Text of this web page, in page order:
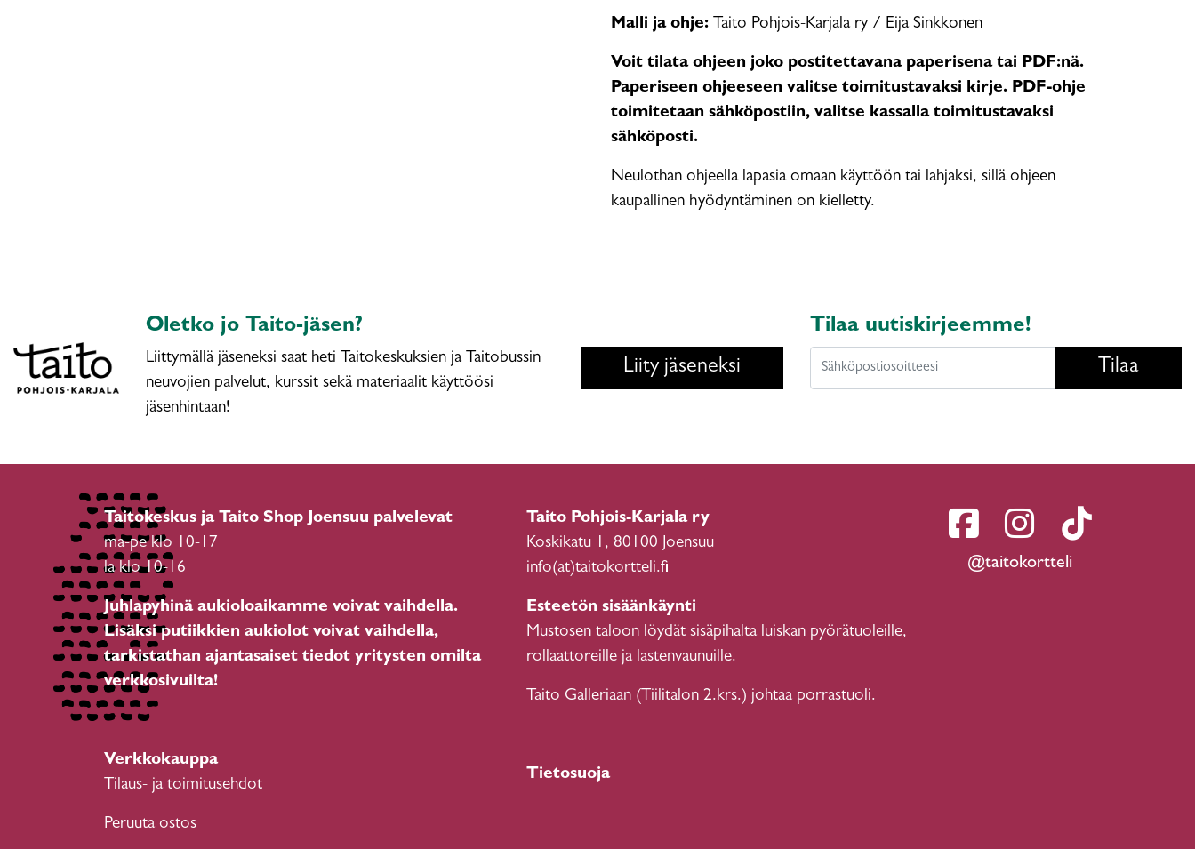
Malli ja ohje: Taito Pohjois-Karjala ry / Eija Sinkkonen
Voit tilata ohjeen joko postitettavana paperisena tai PDF:nä.
Paperiseen ohjeeseen valitse toimitustavaksi kirje. PDF-ohje
toimitetaan sähköpostiin, valitse kassalla toimitustavaksi
sähköposti.
Neulothan ohjeella lapasia omaan käyttöön tai lahjaksi, sillä ohjeen
kaupallinen hyödyntäminen on kielletty.
Oletko jo Taito-jäsen?
Liittymällä jäseneksi saat heti Taitokeskuksien ja Taitobussin
neuvojien palvelut, kurssit sekä materiaalit käyttöösi
jäsenhintaan!
Liity jäseneksi
Tilaa uutiskirjeemme!
Tilaa
Taitokeskus ja Taito Shop Joensuu palvelevat
ma-pe klo 10-17
la klo 10-16
Juhlapyhinä aukioloaikamme voivat vaihdella.
Lisäksi putiikkien aukiolot voivat vaihdella,
tarkistathan ajantasaiset tiedot yritysten omilta
verkkosivuilta!
Verkkokauppa
Tilaus- ja toimitusehdot
Peruuta ostos
Taito Pohjois-Karjala ry
Koskikatu 1, 80100 Joensuu
info(at)taitokortteli.fi
Esteetön sisäänkäynti
Mustosen taloon löydät sisäpihalta luiskan pyörätuoleille,
rollaattoreille ja lastenvaunuille.
Taito Galleriaan (Tiilitalon 2.krs.) johtaa porrastuoli.
Tietosuoja
@taitokortteli